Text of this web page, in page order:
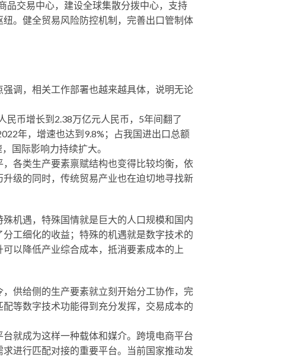
品交易中心，建设全球集散分拨中心，支持
。健全贸易风险防控机制，完善出口管制体
调，相关工作部署也越来越具体，说明无论
币增长到2.38万亿元人民币，5年间翻了
年，增速也达到9.8%；占我国进出口总额
国际影响力持续扩大。
各类生产要素禀赋结构也变得比较均衡，依
级的同时，传统贸易产业也在迫切地寻找新
机遇，特殊国情就是巨大的人口规模和国内
工细化的收益；特殊的机遇就是数字技术的
以降低产业综合成本，抵消要素成本的上
供给侧的生产要素就立刻开始分工协作，完
等数字技术功能得到充分发挥，交易成本的
就成为这样一种载体和媒介。跨境电商平台
进行匹配对接的重要平台。当前国家推动发